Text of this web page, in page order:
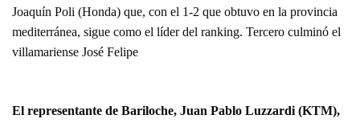
Joaquín Poli (Honda) que, con el 1-2 que obtuvo en la provincia
mediterránea, sigue como el líder del ranking. Tercero culminó el
villamariense José Felipe
El representante de Bariloche, Juan Pablo Luzzardi (KTM),